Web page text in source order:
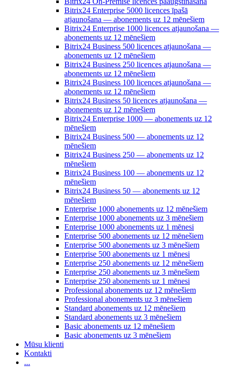
Bitrix24 Enterprise 5000 licences īpašā
atjaunošana — abonements uz 12 mēnešiem
Bitrix24 Enterprise 1000 licences atjaunošana —
abonements uz 12 mēnešiem
Bitrix24 Business 500 licences atjaunošana —
abonements uz 12 mēnešiem
Bitrix24 Business 250 licences atjaunošana —
abonements uz 12 mēnešiem
Bitrix24 Business 100 licences atjaunošana —
abonements uz 12 mēnešiem
Bitrix24 Business 50 licences atjaunošana —
abonements uz 12 mēnešiem
Bitrix24 Enterprise 1000 — abonements uz 12
mēnešiem
Bitrix24 Business 500 — abonements uz 12
mēnešiem
Bitrix24 Business 250 — abonements uz 12
mēnešiem
Bitrix24 Business 100 — abonements uz 12
mēnešiem
Bitrix24 Business 50 — abonements uz 12
mēnešiem
Enterprise 1000 abonements uz 12 mēnešiem
Enterprise 1000 abonements uz 3 mēnešiem
Enterprise 1000 abonements uz 1 mēnesi
Enterprise 500 abonements uz 12 mēnešiem
Enterprise 500 abonements uz 3 mēnešiem
Enterprise 500 abonements uz 1 mēnesi
Enterprise 250 abonements uz 12 mēnešiem
Enterprise 250 abonements uz 3 mēnešiem
Enterprise 250 abonements uz 1 mēnesi
Professional abonements uz 12 mēnešiem
Professional abonements uz 3 mēnešiem
Standard abonements uz 12 mēnešiem
Standard abonements uz 3 mēnešiem
Basic abonements uz 12 mēnešiem
Basic abonements uz 3 mēnešiem
Mūsu klienti
Kontakti
...